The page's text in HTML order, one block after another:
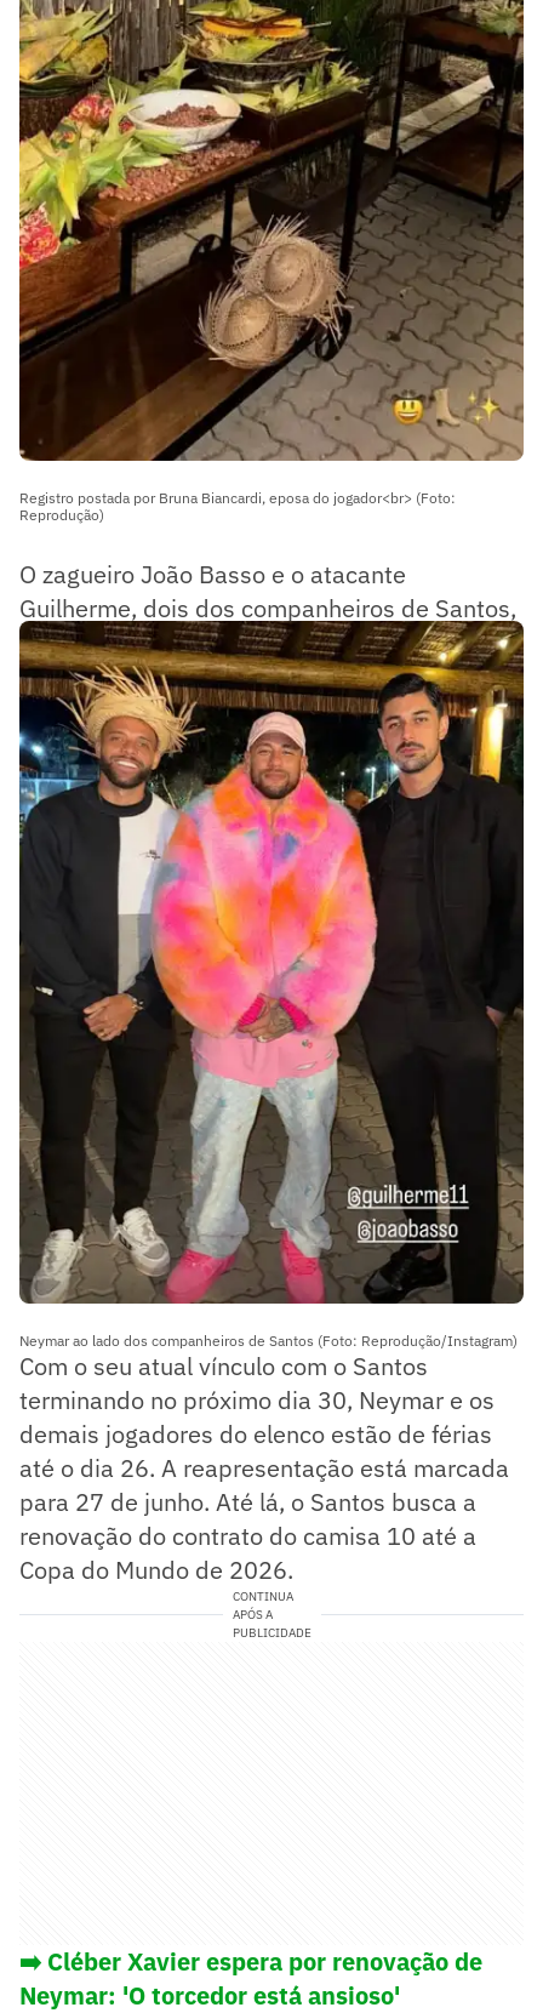
Registro postada por Bruna Biancardi, eposa do jogador<br> (Foto:
Reprodução)
O zagueiro João Basso e o atacante
Guilherme, dois dos companheiros de Santos,
foram alguns dos convidados de Neymar.
Neymar ao lado dos companheiros de Santos (Foto: Reprodução/Instagram)
Com o seu atual vínculo com o Santos
terminando no próximo dia 30, Neymar e os
demais jogadores do elenco estão de férias
até o dia 26. A reapresentação está marcada
para 27 de junho. Até lá, o Santos busca a
renovação do contrato do camisa 10 até a
Copa do Mundo de 2026.
CONTINUA
APÓS A
PUBLICIDADE
➡️ Cléber Xavier espera por renovação de
Neymar: 'O torcedor está ansioso'